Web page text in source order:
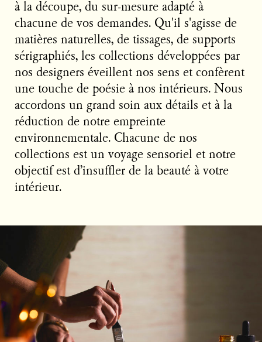
à la découpe, du sur-mesure adapté à
chacune de vos demandes. Qu'il s'agisse de
matières naturelles, de tissages, de supports
sérigraphiés, les collections développées par
nos designers éveillent nos sens et confèrent
une touche de poésie à nos intérieurs. Nous
accordons un grand soin aux détails et à la
réduction de notre empreinte
environnementale. Chacune de nos
collections est un voyage sensoriel et notre
objectif est d’insuffler de la beauté à votre
intérieur.